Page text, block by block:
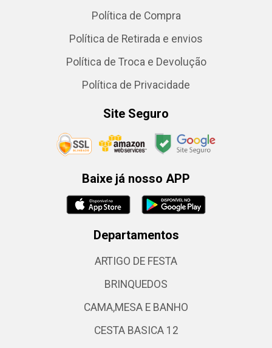
Política de Compra
Política de Retirada e envios
Política de Troca e Devolução
Política de Privacidade
Site Seguro
Baixe já nosso APP
Departamentos
ARTIGO DE FESTA
BRINQUEDOS
CAMA,MESA E BANHO
CESTA BASICA 12